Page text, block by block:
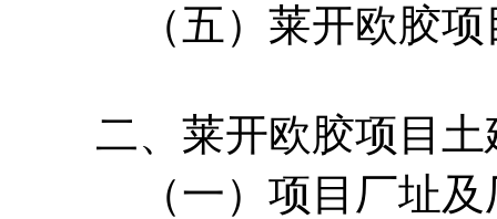
（五）莱开欧胶项
二、莱开欧胶项目土
（一）项目厂址及